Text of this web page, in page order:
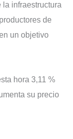
infraestructura
de
un objetivo
hora 3,11 %
su precio